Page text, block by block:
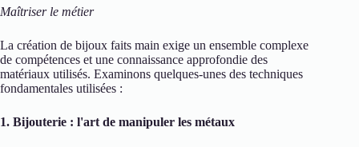
Maîtriser le métier
La création de bijoux faits main exige un ensemble complexe
de compétences et une connaissance approfondie des
matériaux utilisés. Examinons quelques-unes des techniques
fondamentales utilisées :
1. Bijouterie : l'art de manipuler les métaux